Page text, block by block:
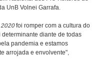
UnB Volnei Garrafa.
foi romper com a cultura do
diante de todas
pandemia e estamos
arrojada e envolvente",